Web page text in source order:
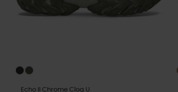
Echo II Chrome Clog U